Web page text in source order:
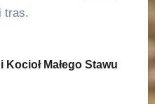
tras.
Małego Stawu